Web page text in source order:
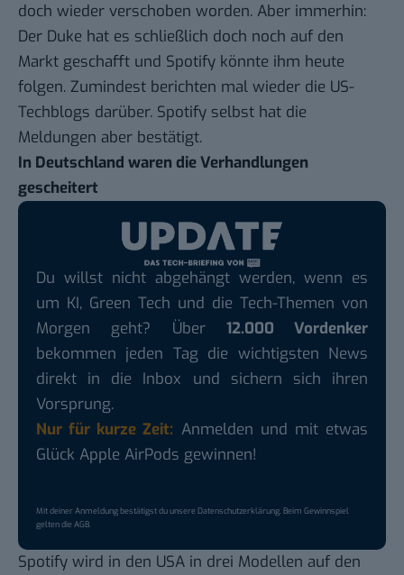
doch wieder verschoben worden. Aber immerhin:
Der Duke hat es schließlich doch noch auf den
Markt geschafft und Spotify könnte ihm heute
folgen. Zumindest berichten mal wieder die US-
Techblogs darüber. Spotify selbst hat die
Meldungen aber bestätigt.
In Deutschland waren die Verhandlungen
gescheitert
Du willst nicht abgehängt werden, wenn es
um KI, Green Tech und die Tech-Themen von
Morgen geht? Über 12.000 Vordenker
bekommen jeden Tag die wichtigsten News
direkt in die Inbox und sichern sich ihren
Vorsprung.
Nur für kurze Zeit: Anmelden und mit etwas
Glück Apple AirPods gewinnen!
Mit deiner Anmeldung bestätigst du unsereDatenschutzerklärung. Beim Gewinnspiel
gelten dieAGB.
Spotify wird in den USA in drei Modellen auf den